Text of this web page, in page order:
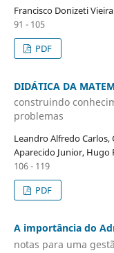
Francisco Donizeti
91 - 105
PDF
DIDÁTICA DA
construindo
problemas
Leandro Alfredo
Aparecido Junior, Hugo
106 - 119
PDF
A importância do
notas para uma